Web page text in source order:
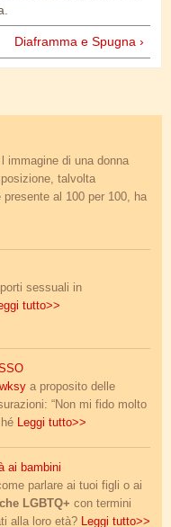
Diaframma e Spugna ›
immagine di una donna
talvolta
al 100 per 100, ha
sessuali in
tutto>>
a proposito delle
“Non mi fido molto
Leggi tutto>>
ai bambini
parlare ai tuoi figli o ai
LGBTQ+ con termini
alla loro età? Leggi tutto>>